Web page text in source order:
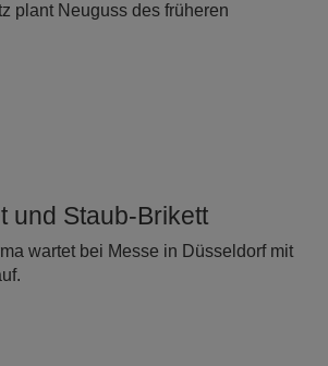
plant Neuguss des früheren
und Staub-Brikett
wartet bei Messe in Düsseldorf mit